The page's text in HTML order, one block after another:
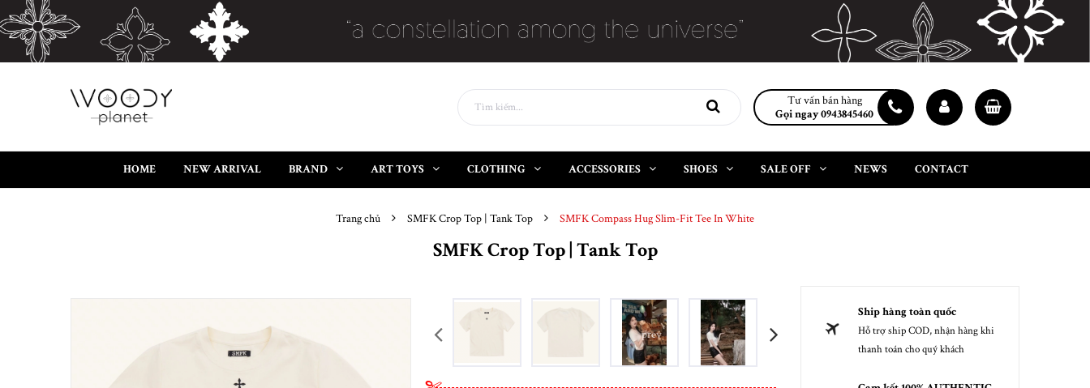
Tư vấn bán hàng
Gọi ngay 0943845460
HOME NEW ARRIVAL BRAND ART TOYS CLOTHING ACCESSORIES SHOES SALE OFF NEWS CONTACT
Trang chủ SMFK Crop Top | Tank Top SMFK Compass Hug Slim-Fit Tee In White
SMFK Crop Top | Tank Top
prev next
Ship hàng toàn quốc
Hỗ trợ ship COD, nhận hàng khi
thanh toán cho quý khách